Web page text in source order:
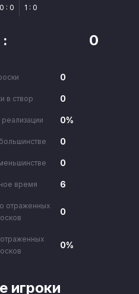
0 : 0 1 : 0
: 0
0
в створ 0
0%
0
0
время 6
отраженных
0
0%
игроки